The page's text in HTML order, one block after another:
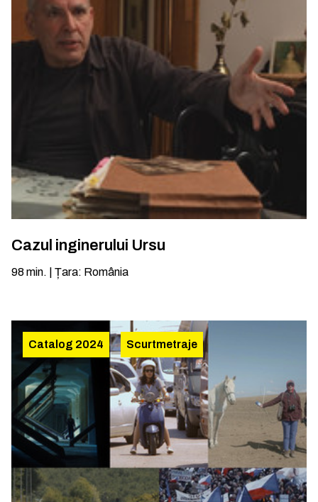
Cazul inginerului Ursu
98min. Țara: România
Catalog 2024 Scurtmetraje